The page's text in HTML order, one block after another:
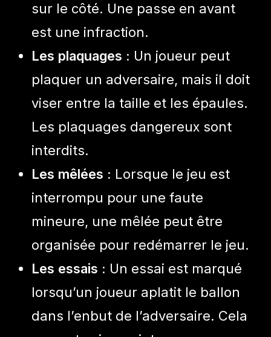
sur le côté. Une passe en avant
est une infraction.
Les plaquages : Un joueur peut
plaquer un adversaire, mais il doit
viser entre la taille et les épaules.
Les plaquages dangereux sont
interdits.
Les mêlées : Lorsque le jeu est
interrompu pour une faute
mineure, une mêlée peut être
organisée pour redémarrer le jeu.
Les essais : Un essai est marqué
lorsqu’un joueur aplatit le ballon
dans l’enbut de l’adversaire. Cela